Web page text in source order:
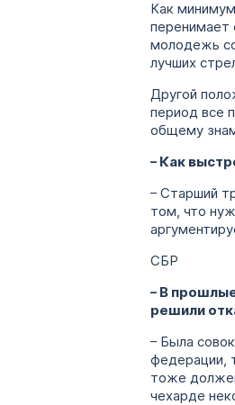
Как
перенимает
молодежь
лучших
Другой
период все
общему
– Как
– Старший
том, что
СБР
– В
решили
– Была
федерации,
тоже
чехарде